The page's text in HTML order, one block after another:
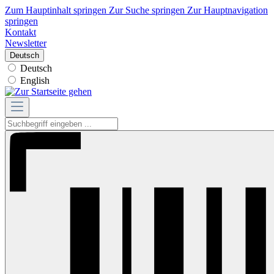
Zum Hauptinhalt springen Zur Suche springen Zur Hauptnavigation
springen
Kontakt
Newsletter
Deutsch
Deutsch
English